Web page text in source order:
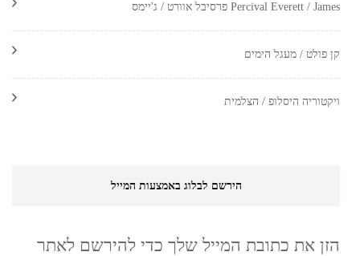
Percival Everett / James פרסיבל אוורט / ג'יימס
קן פולט / מעגל הימים
ויקטוריה היסלופ / הצלמית
הירשם לבלוג באמצעות המייל
הזן את כתובת המייל שלך כדי להירשם לאתר